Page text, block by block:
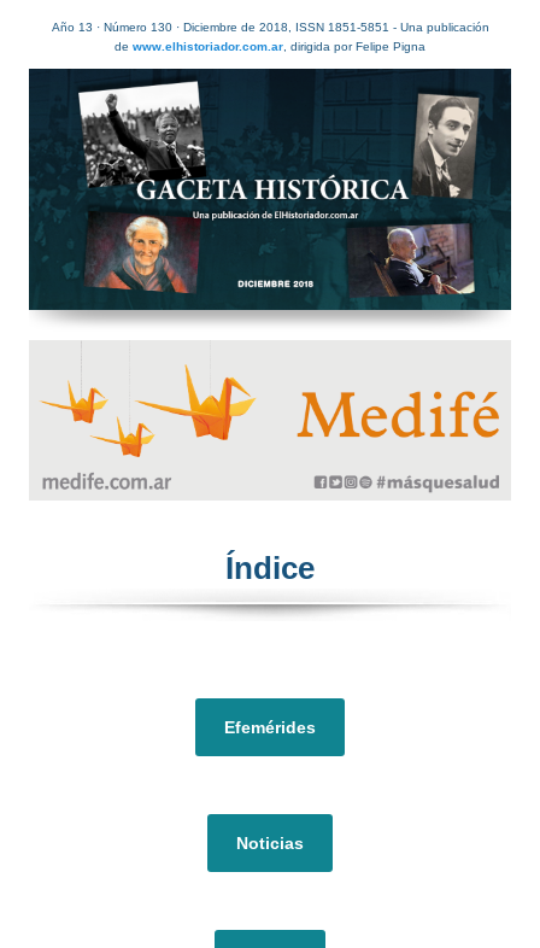
Año 13 · Número 130 · Diciembre de 2018, ISSN 1851-5851 - Una publicación
de www.elhistoriador.com.ar , dirigida por Felipe Pigna
Índice​
Efemérides
Noticias